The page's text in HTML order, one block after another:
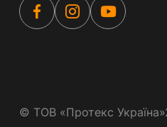
© ТОВ «Протекс Україна»